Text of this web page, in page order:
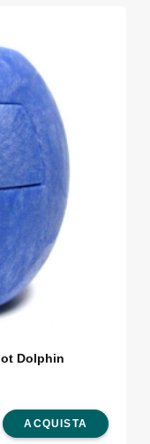
Dolphin
ACQUISTA